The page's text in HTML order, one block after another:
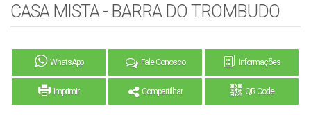
CASA MISTA - BARRA DO TROMBUDO
WhatsApp Fale Conosco Informações
Imprimir Compartilhar QR Code